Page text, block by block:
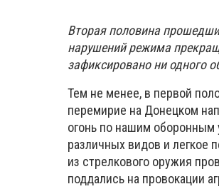
Вторая половина
нарушений режима
зафиксировано ни одного
Тем не менее, в первой
перемирие на Донецком
огонь по нашим оборонным
различных видов и легкое
из стрелкового оружия
поддались на провокации